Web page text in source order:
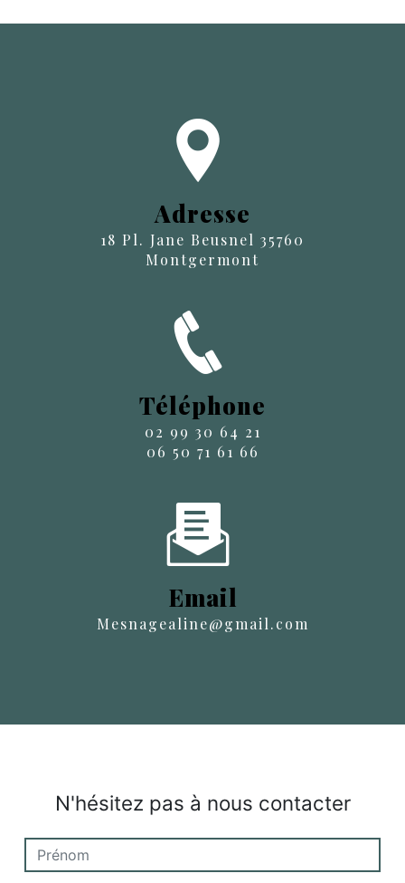
Adresse
18 Pl. Jane Beusnel 35760
Montgermont
Téléphone
02 99 30 64 21
06 50 71 61 66
Email
mesnagealine@gmail.com
N'hésitez pas à nous contacter